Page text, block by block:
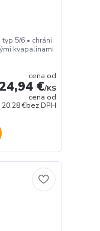
5/6 • chráni
kvapalinami
cena od
24,94 €/KS
cena od
20,28 €bez DPH